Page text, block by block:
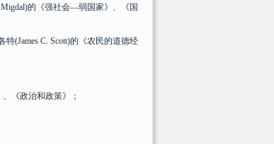
的《强社会—弱国家》、《国
(James C. Scott)的《农民的道德经
《政治和政策》；